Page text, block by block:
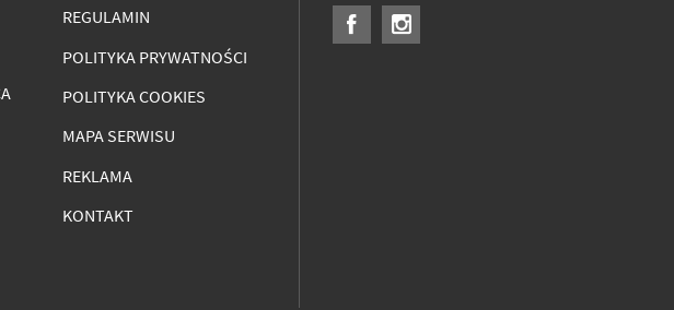
REGULAMIN
POLITYKA PRYWATNOŚCI
POLITYKA COOKIES
MAPA SERWISU
REKLAMA
KONTAKT